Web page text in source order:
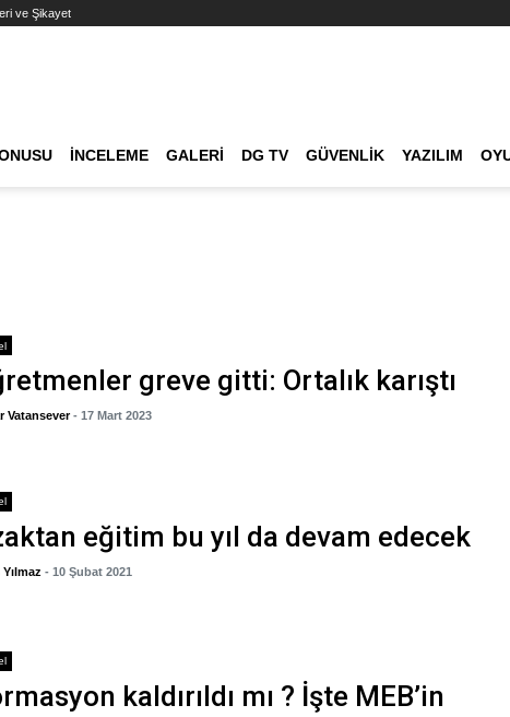
ve Şikayet
İNCELEME GALERI DG TV GÜVENLIK YAZILIM
greve gitti: Ortalık karıştı
Vatansever - 17 Mart 2023
eğitim bu yıl da devam edecek
Yılmaz - 10 Şubat 2021
kaldırıldı mı ? İşte MEB’in